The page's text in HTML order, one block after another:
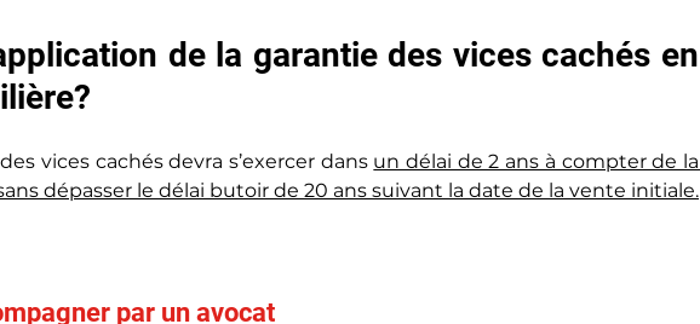
de la garantie des vices cachés en
vices cachés devra s’exercer dans un délai de 2 ans à compter de la
dépasser le délai butoir de 20 ans suivant la date de la vente initiale.
par un avocat